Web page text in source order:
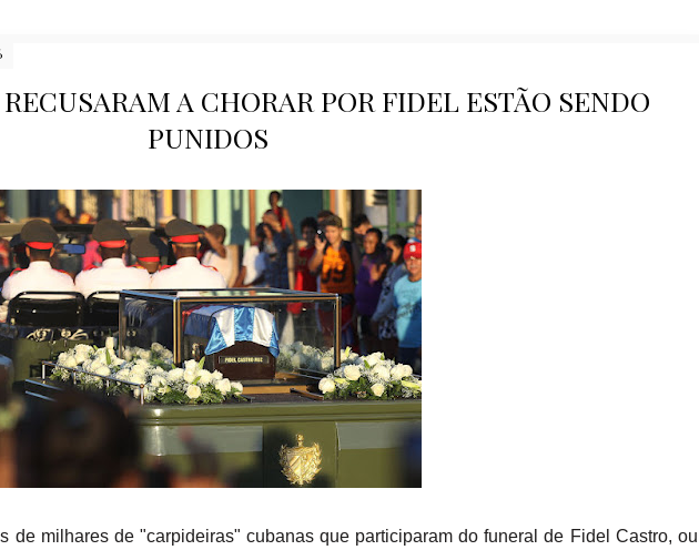
A CHORAR POR FIDEL ESTÃO SENDO
PUNIDOS
de milhares de "carpideiras" cubanas que participaram do funeral de Fidel Castro, ou